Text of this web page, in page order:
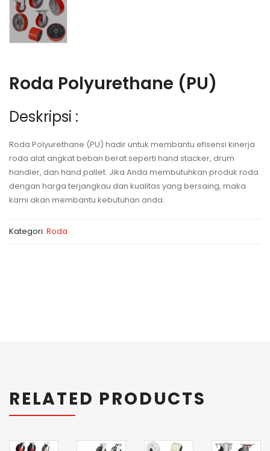
Roda Polyurethane (PU)
Deskripsi :
Roda Polyurethane (PU) hadir untuk membantu efisensi kinerja
roda alat angkat beban berat seperti hand stacker, drum
handler, dan hand pallet. Jika Anda membutuhkan produk roda
dengan harga terjangkau dan kualitas yang bersaing, maka
kami akan membantu kebutuhan anda.
Kategori: Roda
RELATED PRODUCTS